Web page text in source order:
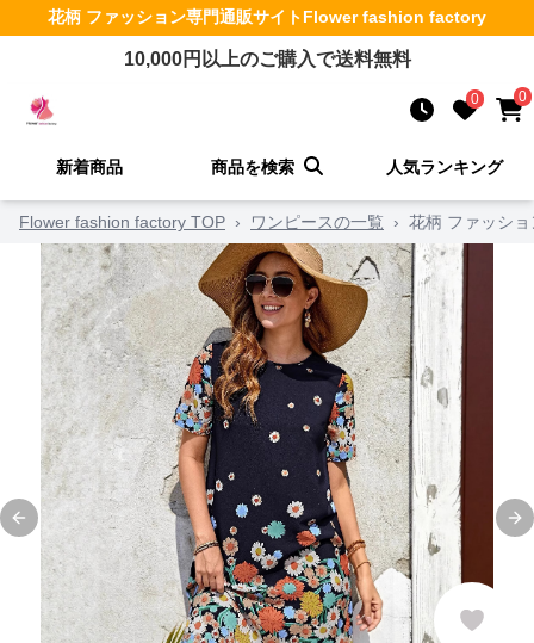
花柄 ファッション専門通販サイトFlower fashion factory
10,000円以上のご購入で送料無料
0 0
新着商品 商品を検索 人気ランキング
Flower fashion factory TOP › ワンピースの一覧 › 花柄 ファッシ
Previous slide